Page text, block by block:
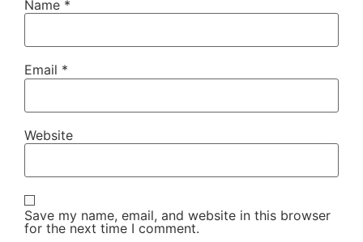
Name *
Email *
Website
Save my name, email, and website in this browser
for the next time I comment.